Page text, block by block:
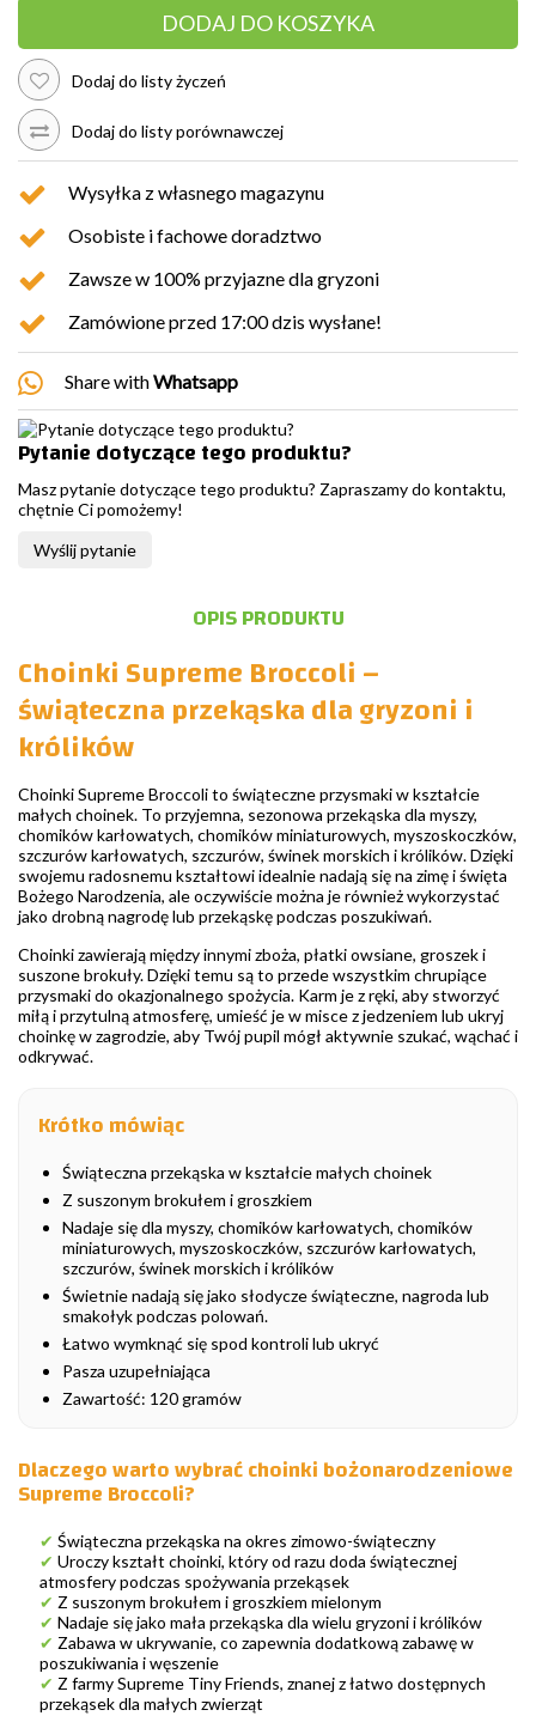
DODAJ DO KOSZYKA
Dodaj do listy życzeń
Dodaj do listy porównawczej
Wysyłka z własnego magazynu
Osobiste i fachowe doradztwo
Zawsze w 100% przyjazne dla gryzoni
Zamówione przed 17:00 dzis wysłane!
Share withWhatsapp
Pytanie dotyczące tego produktu?
Masz pytanie dotyczące tego produktu? Zapraszamy do kontaktu,
chętnie Ci pomożemy!
Wyślij pytanie
OPIS PRODUKTU
Choinki Supreme Broccoli –
świąteczna przekąska dla gryzoni i
królików
Choinki Supreme Broccoli to świąteczne przysmaki w kształcie
małych choinek. To przyjemna, sezonowa przekąska dla myszy,
chomików karłowatych, chomików miniaturowych, myszoskoczków,
szczurów karłowatych, szczurów, świnek morskich i królików. Dzięki
swojemu radosnemu kształtowi idealnie nadają się na zimę i święta
Bożego Narodzenia, ale oczywiście można je również wykorzystać
jako drobną nagrodę lub przekąskę podczas poszukiwań.
Choinki zawierają między innymi zboża, płatki owsiane, groszek i
suszone brokuły. Dzięki temu są to przede wszystkim chrupiące
przysmaki do okazjonalnego spożycia. Karm je z ręki, aby stworzyć
miłą i przytulną atmosferę, umieść je w misce z jedzeniem lub ukryj
choinkę w zagrodzie, aby Twój pupil mógł aktywnie szukać, wąchać i
odkrywać.
Krótko mówiąc
Świąteczna przekąska w kształcie małych choinek
Z suszonym brokułem i groszkiem
Nadaje się dla myszy, chomików karłowatych, chomików
miniaturowych, myszoskoczków, szczurów karłowatych,
szczurów, świnek morskich i królików
Świetnie nadają się jako słodycze świąteczne, nagroda lub
smakołyk podczas polowań.
Łatwo wymknąć się spod kontroli lub ukryć
Pasza uzupełniająca
Zawartość: 120 gramów
Dlaczego warto wybrać choinki bożonarodzeniowe
Supreme Broccoli?
✔ Świąteczna przekąska na okres zimowo-świąteczny
✔ Uroczy kształt choinki, który od razu doda świątecznej
atmosfery podczas spożywania przekąsek
✔ Z suszonym brokułem i groszkiem mielonym
✔ Nadaje się jako mała przekąska dla wielu gryzoni i królików
✔ Zabawa w ukrywanie, co zapewnia dodatkową zabawę w
poszukiwania i węszenie
✔ Z farmy Supreme Tiny Friends, znanej z łatwo dostępnych
przekąsek dla małych zwierząt